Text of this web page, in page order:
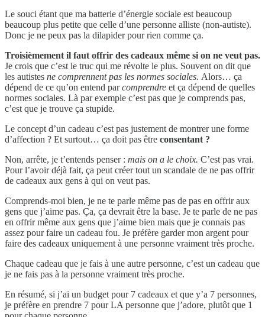
Le souci étant que ma batterie d’énergie sociale est beaucoup
beaucoup plus petite que celle d’une personne alliste (non-autiste).
Donc je ne peux pas la dilapider pour rien comme ça.
Troisièmement il faut offrir des cadeaux même si on ne veut pas.
Je crois que c’est le truc qui me révolte le plus. Souvent on dit que
les autistes ne comprennent pas les normes sociales. Alors… ça
dépend de ce qu’on entend parcomprendre et ça dépend de quelles
normes sociales. Là par exemple c’est pas que je comprends pas,
c’est que je trouve ça stupide.
Le concept d’un cadeau c’est pas justement de montrer une forme
d’affection ? Et surtout… ça doit pas être consentant ?
Non, arrête, je t’entends penser : mais on a le choix. C’est pas vrai.
Pour l’avoir déjà fait, ça peut créer tout un scandale de ne pas offrir
de cadeaux aux gens à qui on veut pas.
Comprends-moi bien, je ne te parle même pas de pas en offrir aux
gens que j’aime pas. Ça, ça devrait être la base. Je te parle de ne pas
en offrir même aux gens que j’aime bien mais que je connais pas
assez pour faire un cadeau fou. Je préfère garder mon argent pour
faire des cadeaux uniquement à une personne vraiment très proche.
Chaque cadeau que je fais à une autre personne, c’est un cadeau que
je ne fais pas à la personne vraiment très proche.
En résumé, si j’ai un budget pour 7 cadeaux et que y’a 7 personnes,
je préfère en prendre 7 pour LA personne que j’adore, plutôt que 1